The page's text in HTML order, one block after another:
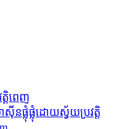
តិពេញ
ស៊ីនផ្លុំផ្លុំដោយស្វ័យប្រវត្តិ